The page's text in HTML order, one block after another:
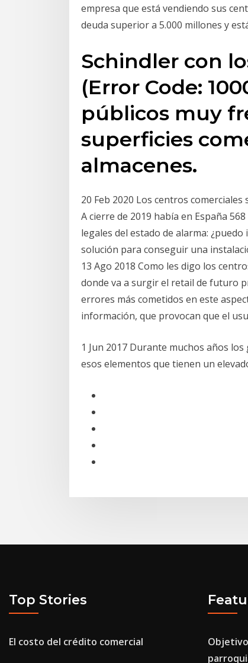
empresa que está vendiendo sus
deuda superior a 5.000 millones y
Schindler con
(Error Code:
públicos muy
superficies
almacenes.
20 Feb 2020 Los centros
A cierre de 2019 había en España
legales del estado de alarma:
solución para conseguir una
13 Ago 2018 Como les digo los
donde va a surgir el retail de futuro
errores más cometidos en este
información, que provocan que el
1 Jun 2017 Durante muchos años
esos elementos que tienen un
Top Stories
El costo del crédito comercial